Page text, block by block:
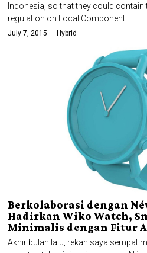
Indonesia, so that they could contain
regulation on Local Component
July 7, 2015 Hybrid
Berkolaborasi dengan
Hadirkan Wiko Watch,
Minimalis dengan Fitur
Akhir bulan lalu, rekan saya sempat